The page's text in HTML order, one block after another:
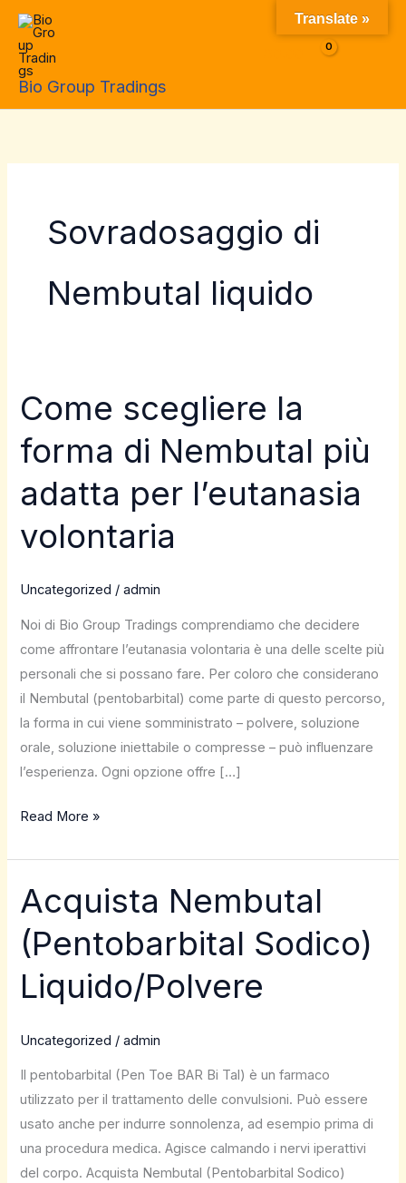
Skip
content
Bio Group Tradings
Sovradosaggio di
Nembutal liquido
Come scegliere la
forma di Nembutal più
adatta per l’eutanasia
volontaria
Uncategorized /admin
Noi di Bio Group Tradings comprendiamo che decidere
come affrontare l’eutanasia volontaria è una delle scelte più
personali che si possano fare. Per coloro che considerano
il Nembutal (pentobarbital) come parte di questo percorso,
la forma in cui viene somministrato – polvere, soluzione
orale, soluzione iniettabile o compresse – può influenzare
l’esperienza. Ogni opzione offre […]
Come
scegliere
la
di
Nembutal
più
per
l’eutanasia
volontaria
Read More »
Acquista Nembutal
(Pentobarbital Sodico)
Liquido/Polvere
Uncategorized /admin
Il pentobarbital (Pen Toe BAR Bi Tal) è un farmaco
utilizzato per il trattamento delle convulsioni. Può essere
usato anche per indurre sonnolenza, ad esempio prima di
una procedura medica. Agisce calmando i nervi iperattivi
del corpo. Acquista Nembutal (Pentobarbital Sodico)
Acquista
Nembutal
(Pentobarbital
Liquido/Polvere
Translate »